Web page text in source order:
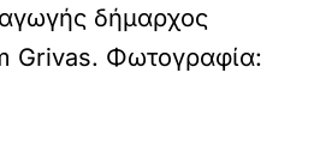
δήμαρχος
Grivas. Φωτογραφία: